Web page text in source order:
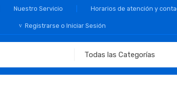
Nuestro Servicio Horarios de atención y
Registrarse o Iniciar Sesión